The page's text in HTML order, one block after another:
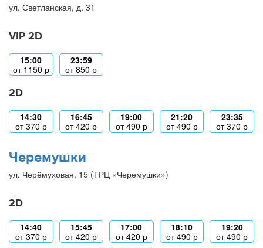
ул. Светланская, д. 31
VIP 2D
15:00
от 1150 р
23:59
от850 р
2D
14:30
от370 р
16:45
от420 р
19:00
от490 р
21:20
от490 р
23:35
от370 р
Черемушки
ул. Черёмуховая, 15 (ТРЦ «Черемушки»)
2D
14:40
от370 р
15:45
от420 р
17:00
от420 р
18:10
от490 р
19:20
от490 р